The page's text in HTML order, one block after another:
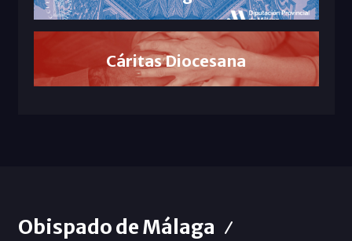
Cáritas Diocesana
Obispado de Málaga